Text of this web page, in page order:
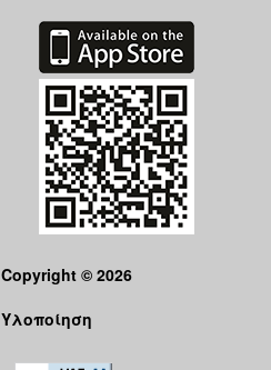
Copyright © 2026
Υλοποίηση